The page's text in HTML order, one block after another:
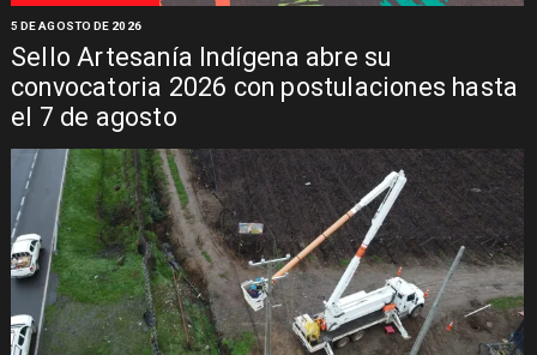
Sello Artesanía Indígena abre su
convocatoria 2026 con postulaciones hasta
el 7 de agosto
5 DE AGOSTO DE 2026